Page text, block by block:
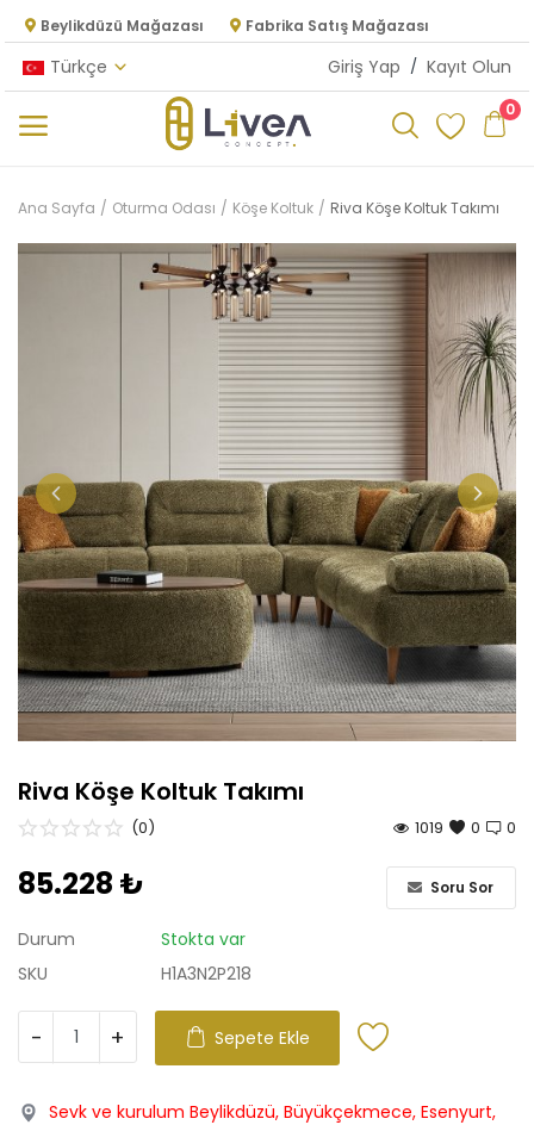
Beylikdüzü Mağazası Fabrika Satış Mağazası
Türkçe Giriş Yap / Kayıt Olun
0
Kategoriler
Ana Menü
Mutfak
Dolap
Antre
Çalışma Odası
Genç Odası
Bahçe Mobilyaları
Tüm Ürünler
Ana Sayfa Oturma Odası Köşe Koltuk Riva Köşe Koltuk Takımı
Riva Köşe Koltuk Takımı
0
(0) 0
1019
85.228 ₺ Soru Sor
Durum
Stokta var
SKU
H1A3N2P218
- + Sepete Ekle
Sevk ve kurulum Beylikdüzü, Büyükçekmece, Esenyurt,